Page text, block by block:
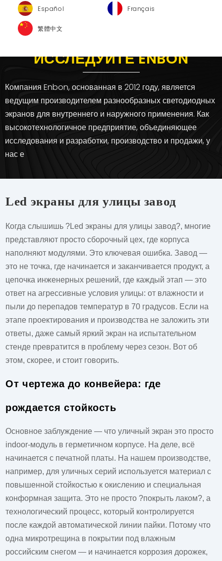
Español Français
繁體中文
ИССЛЕДУЙТЕ ENBON
Компания Enbon, основанная в 2012 году, является
ведущим производителем разнообразных светодиодных
экранов для внутреннего и наружного применения. Как
высокотехнологичное предприятие, объединяющее
исследования и разработки, производство и продажи, у
нас е
Led экраны для улицы завод
Когда слышишь ?Led экраны для улицы завод?, многие
представляют просто сборочный цех, где корпуса
наполняют модулями. Это ключевая ошибка. Завод —
это не точка, где начинается и заканчивается продукт, а
цепочка инженерных решений, где каждый этап — это
ответ на агрессивные условия улицы: от влажности и
пыли до перепадов температур в 70 градусов. Если на
этапе проектирования и производства не заложить эти
ответы, даже самый яркий экран на испытательном
стенде превратится в проблему через сезон. Вот об
этом, скорее, и стоит говорить.
От чертежа до конвейера: где
рождается стойкость
Основное заблуждение — что уличный экран это просто
indoor-модуль в герметичном корпусе. На деле, всё
начинается с печатной платы. На нашем производстве,
например, для уличных серий используется материал с
повышенной стойкостью к окислению и специальная
конформная защита. Это не просто ?покрыть лаком?, а
технологический процесс, который контролируется
после каждой автоматической линии пайки. Потому что
одна микротрещина в покрытии под влажным
российским снегом — и начинается коррозия дорожек,